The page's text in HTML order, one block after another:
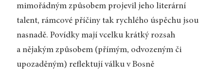
mimořádným způsobem projevil jeho literární
talent, rámcové příčiny tak rychlého úspěchu jsou
nasnadě. Povídky mají vcelku krátký rozsah
a nějakým způsobem (přímým, odvozeným či
upozaděným) reflektují válku v Bosně